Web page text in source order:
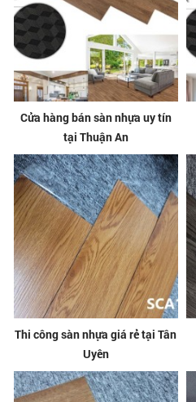
Cửa hàng bán sàn nhựa uy tín
tại Thuận An
Thi công sàn nhựa giá rẻ tại Tân
Uyên